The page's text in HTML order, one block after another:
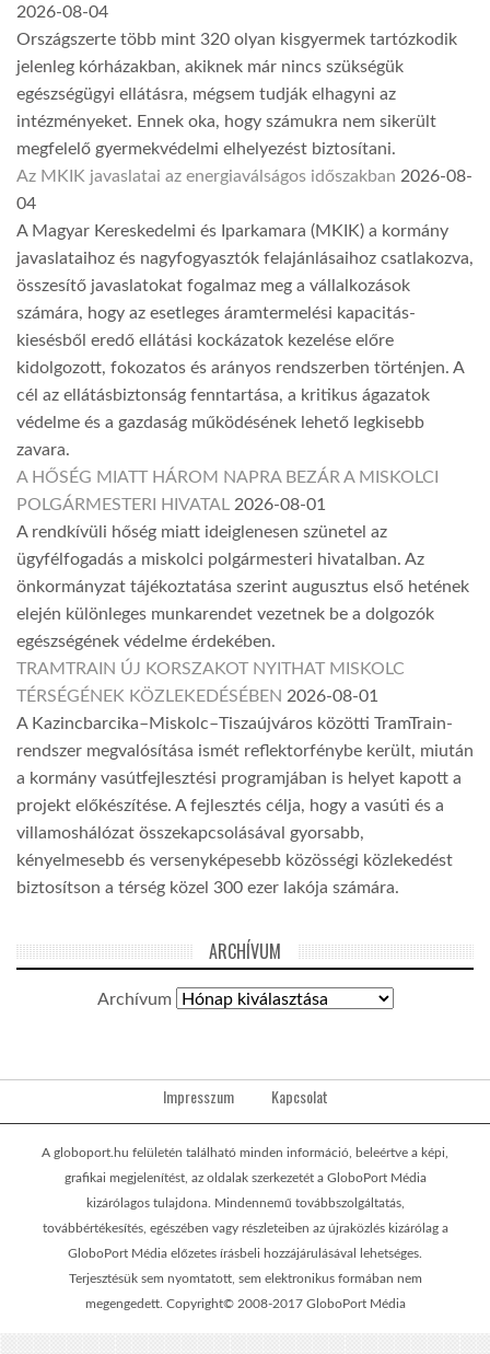
2026-08-04
Országszerte több mint 320 olyan kisgyermek tartózkodik
jelenleg kórházakban, akiknek már nincs szükségük
egészségügyi ellátásra, mégsem tudják elhagyni az
intézményeket. Ennek oka, hogy számukra nem sikerült
megfelelő gyermekvédelmi elhelyezést biztosítani.
Az MKIK javaslatai az energiaválságos időszakban 2026-08-
04
A Magyar Kereskedelmi és Iparkamara (MKIK) a kormány
javaslataihoz és nagyfogyasztók felajánlásaihoz csatlakozva,
összesítő javaslatokat fogalmaz meg a vállalkozások
számára, hogy az esetleges áramtermelési kapacitás-
kiesésből eredő ellátási kockázatok kezelése előre
kidolgozott, fokozatos és arányos rendszerben történjen. A
cél az ellátásbiztonság fenntartása, a kritikus ágazatok
védelme és a gazdaság működésének lehető legkisebb
zavara.
A HŐSÉG MIATT HÁROM NAPRA BEZÁR A MISKOLCI
POLGÁRMESTERI HIVATAL 2026-08-01
A rendkívüli hőség miatt ideiglenesen szünetel az
ügyfélfogadás a miskolci polgármesteri hivatalban. Az
önkormányzat tájékoztatása szerint augusztus első hetének
elején különleges munkarendet vezetnek be a dolgozók
egészségének védelme érdekében.
TRAMTRAIN ÚJ KORSZAKOT NYITHAT MISKOLC
TÉRSÉGÉNEK KÖZLEKEDÉSÉBEN 2026-08-01
A Kazincbarcika–Miskolc–Tiszaújváros közötti TramTrain-
rendszer megvalósítása ismét reflektorfénybe került, miután
a kormány vasútfejlesztési programjában is helyet kapott a
projekt előkészítése. A fejlesztés célja, hogy a vasúti és a
villamoshálózat összekapcsolásával gyorsabb,
kényelmesebb és versenyképesebb közösségi közlekedést
biztosítson a térség közel 300 ezer lakója számára.
ARCHÍVUM
Archívum
Impresszum Kapcsolat
A globoport.hu felületén található minden információ, beleértve a képi,
grafikai megjelenítést, az oldalak szerkezetét a GloboPort Média
kizárólagos tulajdona. Mindennemű továbbszolgáltatás,
továbbértékesítés, egészében vagy részleteiben az újraközlés kizárólag a
GloboPort Média előzetes írásbeli hozzájárulásával lehetséges.
Terjesztésük sem nyomtatott, sem elektronikus formában nem
megengedett. Copyright© 2008-2017 GloboPort Média